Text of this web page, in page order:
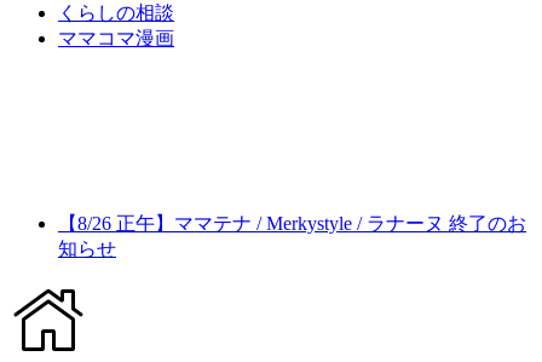
くらしの相談
ママコマ漫画
【8/26 正午】ママテナ / Merkystyle / ラナーヌ 終了のお
知らせ